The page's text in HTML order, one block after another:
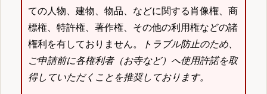
ての人物、建物、物品、などに関する肖像権、商
標権、特許権、著作権、その他の利用権などの諸
権利を有しておりません。
トラブル防止のため、
ご申請前に各権利者（お寺など）へ使用許諾を取
得していただくことを推奨しております。